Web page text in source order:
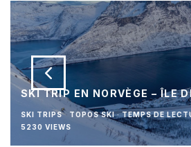
SKI TRIP EN NORVÈGE – ÎLE
SKI TRIPS TOPOS SKI · TEMPS DE
5230 VIEWS